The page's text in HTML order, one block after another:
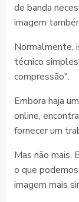
de banda
imagem
Normalmente,
técnico
compressão".
Embora haja
online,
fornecer um
Mas não mais.
o que
imagem mais